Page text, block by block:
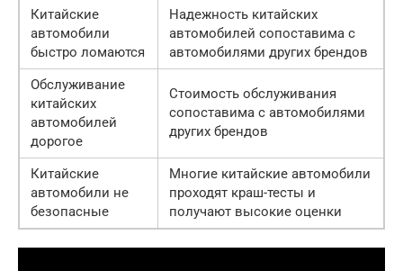
Китайские
автомобили
быстро ломаются
Надежность китайских
автомобилей сопоставима с
автомобилями других брендов
Обслуживание
китайских
автомобилей
дорогое
Стоимость обслуживания
сопоставима с автомобилями
других брендов
Китайские
автомобили не
безопасные
Многие китайские автомобили
проходят краш-тесты и
получают высокие оценки